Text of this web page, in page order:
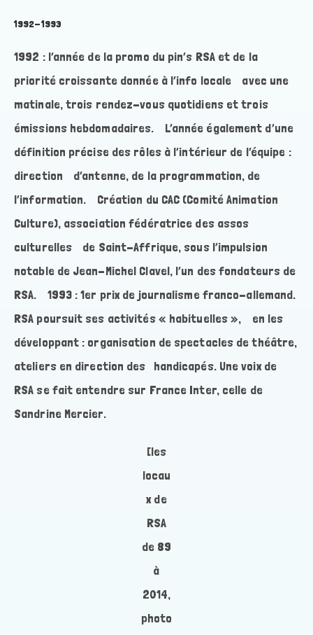
1992-1993
1992 : l’année de la promo du pin’s RSA et de la
priorité croissante donnée à l’info locale avec une
matinale, trois rendez-vous quotidiens et trois
émissions hebdomadaires. L’année également d’une
définition précise des rôles à l’intérieur de l’équipe :
direction d’antenne, de la programmation, de
l’information. Création du CAC (Comité Animation
Culture), association fédératrice des assos
culturelles de Saint-Affrique, sous l’impulsion
notable de Jean-Michel Clavel, l’un des fondateurs de
RSA. 1993 : 1er prix de journalisme franco-allemand.
RSA poursuit ses activités « habituelles », en les
développant : organisation de spectacles de théâtre,
ateliers en direction des handicapés. Une voix de
RSA se fait entendre sur France Inter, celle de
Sandrine Mercier.
[les
locau
x de
RSA
de 89
à
2014,
photo